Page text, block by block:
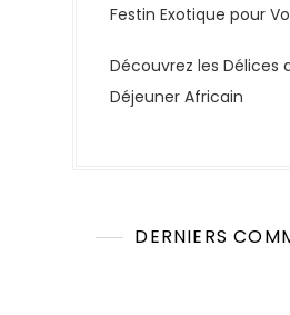
Festin Exotique pour
Découvrez les Délices
Déjeuner Africain
DERNIERS